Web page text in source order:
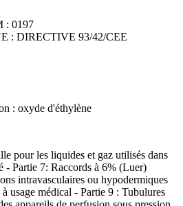
: 0197
: DIRECTIVE 93/42/CEE
: oxyde d'éthylène
pour les liquides et gaz utilisés dans
- Partie 7: Raccords à 6% (Luer)
intravasculaires ou hypodermiques
usage médical - Partie 9 : Tubulures